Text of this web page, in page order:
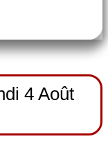
4 Août